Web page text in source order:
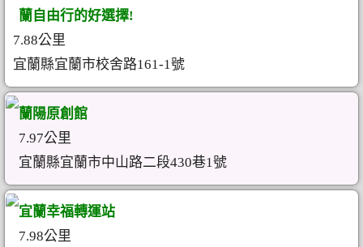
蘭自由行的好選擇!
7.88公里
宜蘭縣宜蘭市校舍路161-1號
蘭陽原創館
7.97公里
宜蘭縣宜蘭市中山路二段430巷1號
宜蘭幸福轉運站
7.98公里